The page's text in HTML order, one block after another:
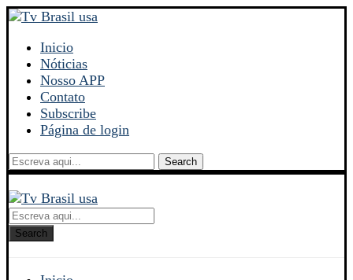
Inicio
Nóticias
Nosso APP
Contato
Subscribe
Página de login
Search
Search